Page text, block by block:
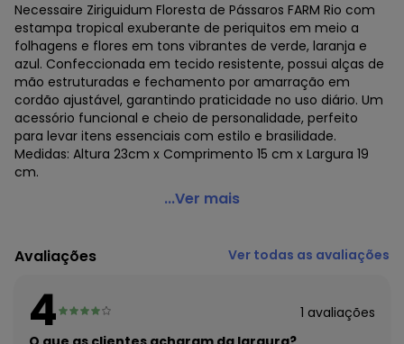
Necessaire Ziriguidum Floresta de Pássaros FARM Rio com
estampa tropical exuberante de periquitos em meio a
folhagens e flores em tons vibrantes de verde, laranja e
azul. Confeccionada em tecido resistente, possui alças de
mão estruturadas e fechamento por amarração em
cordão ajustável, garantindo praticidade no uso diário. Um
acessório funcional e cheio de personalidade, perfeito
para levar itens essenciais com estilo e brasilidade.
Medidas: Altura 23cm x Comprimento 15 cm x Largura 19
cm.
Farm Etc - Necessaire Ziriguidum Floresta de Pássaros
Código do produto: 3924621
O preço apresentado abaixo é o menor oferecido em
algum dia do mês, para o menor tamanho disponível.
...Ver mais
Avaliações Ver todas as avaliações
4 1 avaliações